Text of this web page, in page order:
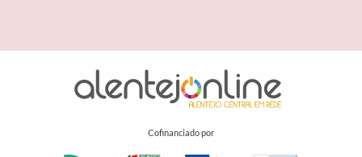
Cofinanciado por